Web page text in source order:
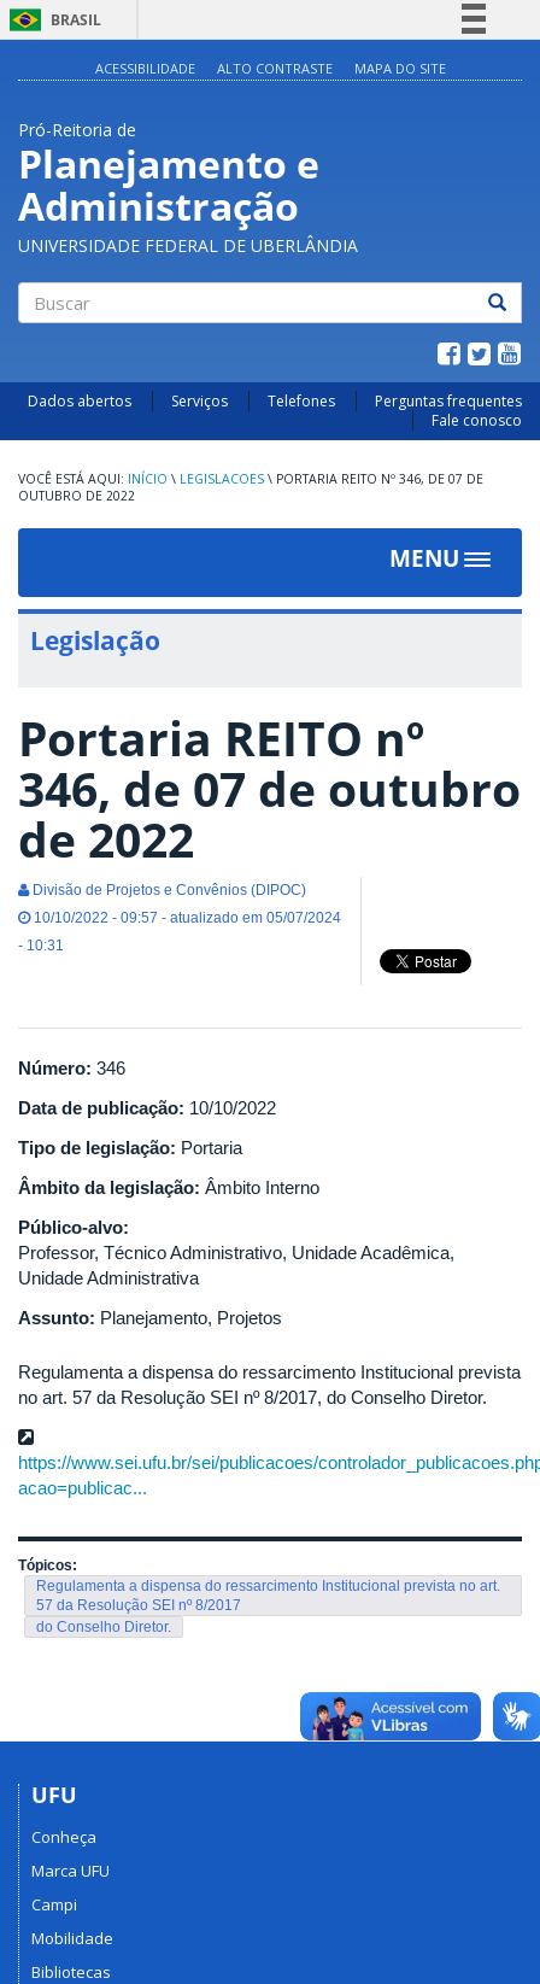
BRASIL
Acesso à informação
ACESSIBILIDADE ALTO CONTRASTE MAPA DO SITE
Pró-Reitoria de
Planejamento e
Administração
UNIVERSIDADE FEDERAL DE UBERLÂNDIA
Dados abertos Serviços Telefones
Perguntas frequentes
Fale conosco
INÍCIO \ LEGISLACOES \ PORTARIA REITO Nº 346, DE 07 DE
OUTUBRO DE 2022
MENU
Toggle
Legislação
Portaria REITO nº
346, de 07 de outubro
de 2022
Divisão de Projetos e Convênios (DIPOC)
10/10/2022 - 09:57 - atualizado em 05/07/2024
- 10:31
Número: 346
Data de publicação: 10/10/2022
Tipo de legislação: Portaria
Âmbito da legislação: Âmbito Interno
Público-alvo:
Professor, Técnico Administrativo, Unidade Acadêmica,
Unidade Administrativa
Assunto: Planejamento, Projetos
Regulamenta a dispensa do ressarcimento Institucional prevista
no art. 57 da Resolução SEI nº 8/2017, do Conselho Diretor.
https://www.sei.ufu.br/sei/publicacoes/
acao=publicac...
Tópicos:
Regulamenta a dispensa do ressarcimento Institucional prevista no art.
57 da Resolução SEI nº 8/2017
do Conselho Diretor.
UFU
Conheça
Marca UFU
Campi
Mobilidade
Bibliotecas